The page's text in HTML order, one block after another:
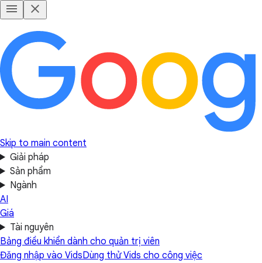
Skip to main content
Giải pháp
Sản phẩm
Ngành
AI
Giá
Tài nguyên
Bảng điều khiển dành cho quản trị viên
Đăng nhập vào VidsDùng thử Vids cho công việc